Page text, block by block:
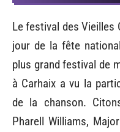
Le festival des Vieilles
jour de la fête
plus grand festival de
à Carhaix a vu la
de la chanson.
Pharell Williams,